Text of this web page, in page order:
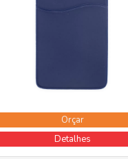
Orçar
Detalhes